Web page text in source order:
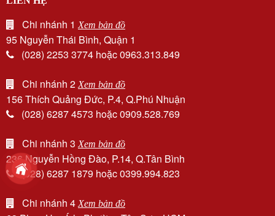
Chi nhánh 1Xem bản đồ
95 Nguyễn Thái Bình, Quận 1
(028) 2253 3774 hoặc 0963.313.849
Chi nhánh 2Xem bản đồ
156 Thích Quảng Đức, P.4, Q.Phú Nhuận
(028) 6287 4573 hoặc 0909.528.769
Chi nhánh 3Xem bản đồ
236 Nguyễn Hồng Đào, P.14, Q.Tân Bình
(028) 6287 1879 hoặc 0399.994.823
Chi nhánh 4Xem bản đồ